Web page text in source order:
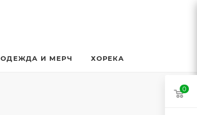
ОДЕЖДА И МЕРЧ ХОРЕКА
0